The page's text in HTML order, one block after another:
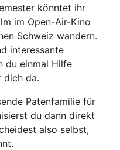
könntet ihr
im Open-Air-Kino
Schweiz wandern.
interessante
du einmal Hilfe
dich da.
Patenfamilie für
du dann direkt
also selbst,